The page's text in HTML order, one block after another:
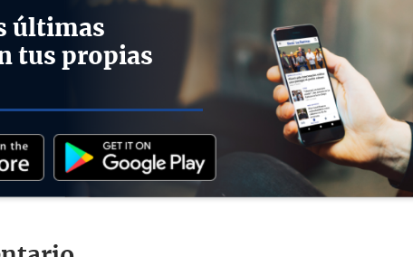
últimas
tus propias